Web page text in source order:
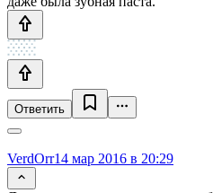
Ответить
VerdOrr14 мар 2016 в 20:29